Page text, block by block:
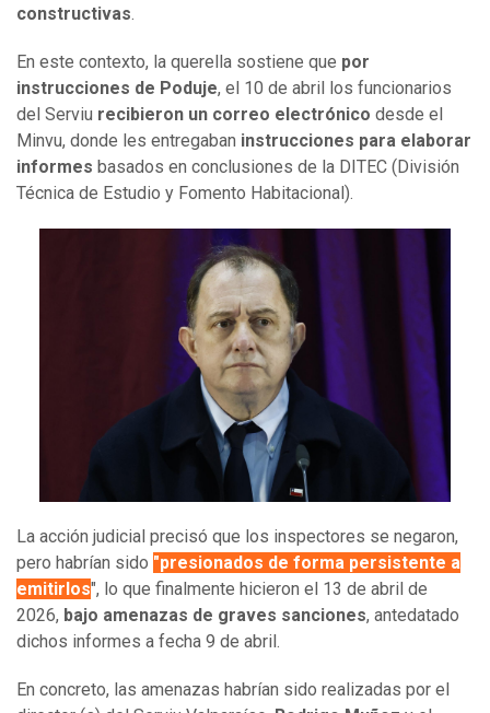
constructivas.
En este contexto, la querella sostiene que por
instrucciones de Poduje, el 10 de abril los funcionarios
del Serviu recibieron un correo electrónico desde el
Minvu, donde les entregaban instrucciones para elaborar
informes basados en conclusiones de la DITEC (División
Técnica de Estudio y Fomento Habitacional).
La acción judicial precisó que los inspectores se negaron,
pero habrían sido "presionados de forma persistente a
emitirlos", lo que finalmente hicieron el 13 de abril de
2026, bajo amenazas de graves sanciones, antedatado
dichos informes a fecha 9 de abril.
En concreto, las amenazas habrían sido realizadas por el